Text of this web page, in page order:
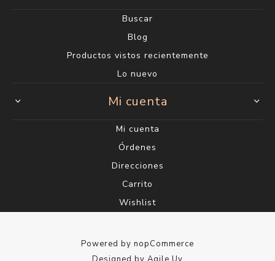
Buscar
Blog
Productos vistos recientemente
Lo nuevo
Mi cuenta
Mi cuenta
Órdenes
Direcciones
Carrito
Wishlist
Powered by nopCommerce